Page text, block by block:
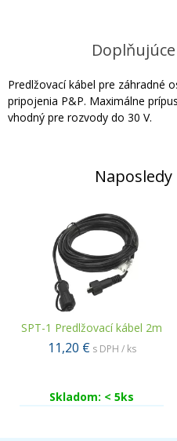
Predlžovací kábel pre záhradné
pripojenia P&P. Maximálne
vhodný pre rozvody do 30 V.
SPT-1 Predlžovací kábel 2m
11,20 € s DPH / ks
Skladom: < 5ks